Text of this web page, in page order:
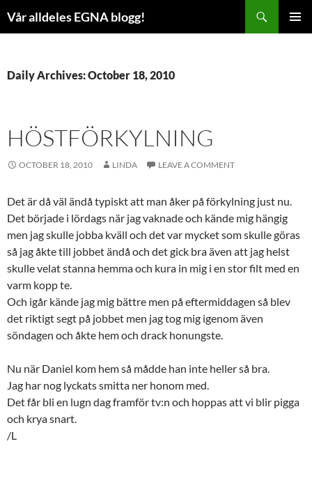
toVår alldeles EGNA blogg!
Daily Archives: October 18, 2010
HÖSTFÖRKYLNING
OCTOBER 18, 2010 LINDA LEAVE A COMMENT
Det är då väl ändå typiskt att man åker på förkylning just nu.
Det började i lördags när jag vaknade och kände mig hängig
men jag skulle jobba kväll och det var mycket som skulle göras
så jag åkte till jobbet ändå och det gick bra även att jag helst
skulle velat stanna hemma och kura in mig i en stor filt med en
varm kopp te.
Och igår kände jag mig bättre men på eftermiddagen så blev
det riktigt segt på jobbet men jag tog mig igenom även
söndagen och åkte hem och drack honungste.
Nu när Daniel kom hem så mådde han inte heller så bra.
Jag har nog lyckats smitta ner honom med.
Det får bli en lugn dag framför tv:n och hoppas att vi blir pigga
och krya snart.
/L